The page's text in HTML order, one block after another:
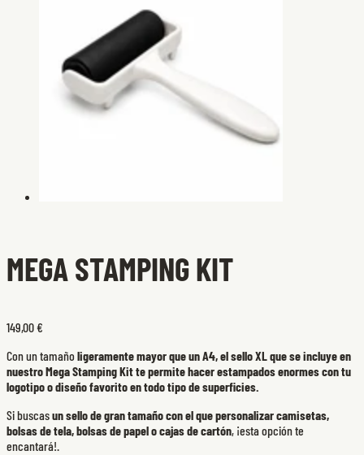
MEGA STAMPING KIT
149,00 €
Con un tamañoligeramente mayor que un A4, el sello XL que se incluye en
nuestro Mega Stamping Kit te permite hacer estampados enormes con tu
logotipo o diseño favorito en todo tipo de superficies.
Si buscasun sello de gran tamaño con el que personalizar camisetas,
bolsas de tela, bolsas de papel o cajas de cartón, ¡esta opción te
encantará!.